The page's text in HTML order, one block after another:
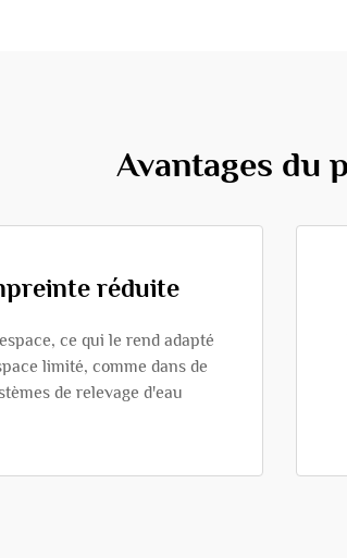
Avantages du
réduite
ce qui le rend adapté
limité, comme dans de
de relevage d'eau